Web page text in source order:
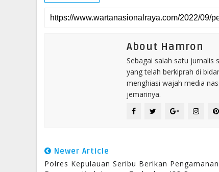
About Hamron
Sebagai salah satu
yang telah berkiprah di
menghiasi wajah media
jemarinya.
Newer Article
Polres Kepulauan Seribu Berikan